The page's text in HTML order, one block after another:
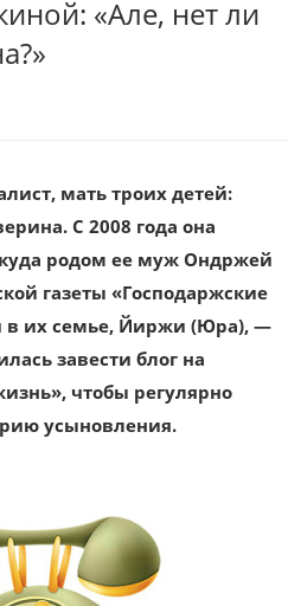
«Але, нет ли
мать троих детей:
С 2008 года она
родом ее муж Ондржей
газеты «Господаржские
в их семье, Йиржи (Юра), —
завести блог на
чтобы регулярно
усыновления.